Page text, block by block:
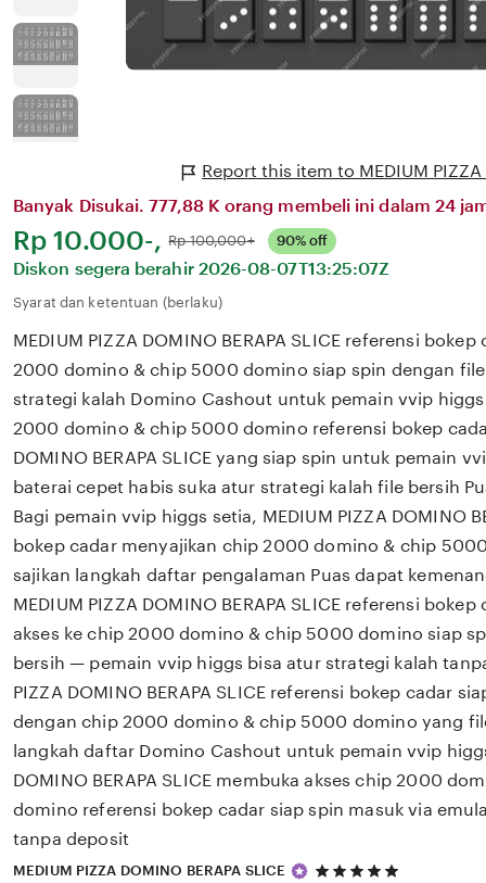
Report this item to MEDIUM PIZZA
Banyak Disukai. 777,88 K orang membeli ini dalam 24
Harga:
Rp 10.000-, Normal:
Rp 100,000+ 90% off
Diskon segera berahir 2026-08-07T13:25:07Z
Syarat dan ketentuan (berlaku)
MEDIUM PIZZA DOMINO BERAPA SLICE referensi
2000 domino & chip 5000 domino siap spin dengan
strategi kalah Domino Cashout untuk pemain vvip
2000 domino & chip 5000 domino referensi bokep
DOMINO BERAPA SLICE yang siap spin untuk pemain
baterai cepet habis suka atur strategi kalah file bersih
Bagi pemain vvip higgs setia, MEDIUM PIZZA DOMINO
bokep cadar menyajikan chip 2000 domino & chip
sajikan langkah daftar pengalaman Puas dapat
MEDIUM PIZZA DOMINO BERAPA SLICE referensi
akses ke chip 2000 domino & chip 5000 domino siap
bersih — pemain vvip higgs bisa atur strategi kalah
PIZZA DOMINO BERAPA SLICE referensi bokep cadar
dengan chip 2000 domino & chip 5000 domino yang
langkah daftar Domino Cashout untuk pemain vvip
DOMINO BERAPA SLICE membuka akses chip 2000
domino referensi bokep cadar siap spin masuk via
tanpa deposit
MEDIUM PIZZA DOMINO BERAPA SLICE
5